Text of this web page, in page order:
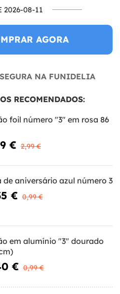
2026-08-11
AGORA
NA FUNIDELIA
RECOMENDADOS:
foil número "3" em rosa 86
€ 2,99 €
de aniversário azul número 3
€ 0,99 €
em alumínio "3" dourado
€ 0,99 €